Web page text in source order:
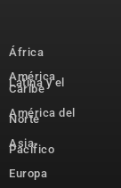
África
América
Latina y el
Caribe
América del
Norte
Asia-
Pacífico
Europa